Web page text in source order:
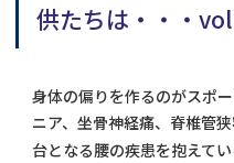
供たちは・・・
身体の偏りを作るのがスポ
ニア、坐骨神経痛、脊椎管
台となる腰の疾患を抱えて